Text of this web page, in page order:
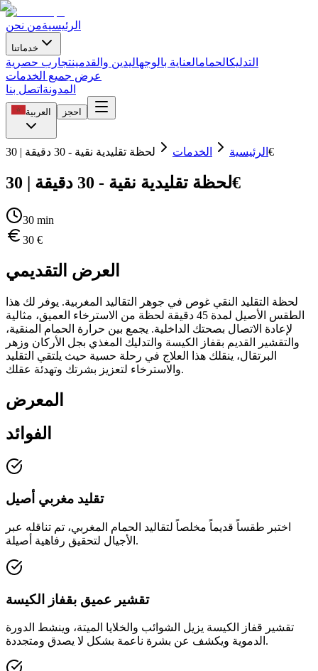
الرئيسيةمن نحن
خدماتنا
التدليكالحمامالعناية بالوجهاليدين والقدمينتجارب حصرية
عرض جميع الخدمات
المدونة اتصل بنا
العربية احجز
الرئيسية الخدمات لحظة تقليدية نقية - 30 دقيقة | 30€
لحظة تقليدية نقية - 30 دقيقة | 30€
30 min
30 €
العرض التقديمي
لحظة التقليد النقي غوص في جوهر التقاليد المغربية. يوفر لك هذا
الطقس الأصيل لمدة 45 دقيقة لحظة من الاسترخاء العميق، مثالية
لإعادة الاتصال بصحتك الداخلية. يجمع بين حرارة الحمام المنقية،
والتقشير القديم بقفاز الكيسة والتدليك المغذي بجل الأركان وزهر
البرتقال، ينقلك هذا العلاج في رحلة حسية حيث يلتقي التقليد
والاسترخاء لتعزيز بشرتك وتهدئة عقلك.
المعرض
الفوائد
تقليد مغربي أصيل
اختبر طقساً قديماً مخلصاً لتقاليد الحمام المغربي، تم تناقله عبر
الأجيال لتحقيق رفاهية أصيلة.
تقشير عميق بقفاز الكيسة
تقشير قفاز الكيسة يزيل الشوائب والخلايا الميتة، وينشط الدورة
الدموية ويكشف عن بشرة ناعمة بشكل لا يصدق ومتجددة.